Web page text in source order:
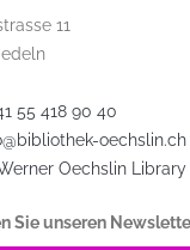
11
55 418 90 40
oechslin.ch
Oechslin Library
Sie unseren